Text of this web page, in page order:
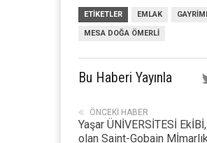
ETIKETLER EMLAK
MESA DOĞA ÖMERLI
Bu Haberi Yayınla
ÖNCEKI HABER
Yaşar ÜNİVERSİTESİ
olan Saint-Gobain Mİmarlık